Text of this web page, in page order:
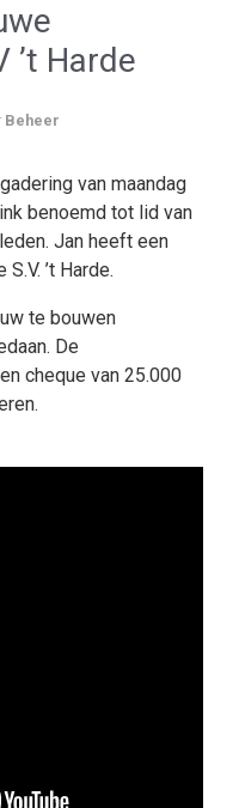
’t Harde
Beheer
van maandag
benoemd tot lid van
Jan heeft een
’t Harde.
te bouwen
De
cheque van 25.000